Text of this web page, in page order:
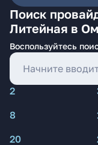
Поиск
Литейная в
Воспользуйтесь
2
8
20